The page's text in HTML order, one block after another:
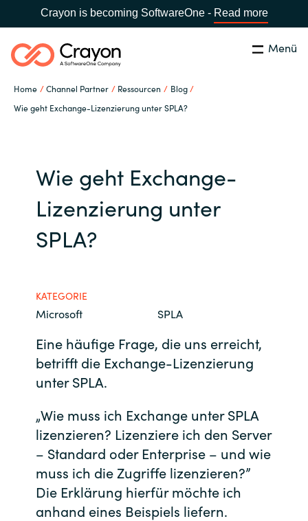
Crayon is becoming SoftwareOne - Read more
Menü
Home Channel Partner Ressourcen
Blog
Wie geht Exchange-Lizenzierung unter SPLA?
Global site
Africa
Czechia
Estonia
Finland
France
Suchen Schließen
Unsere Expertise
Ressourcen
IT Campus - Customer Trainings
Über uns
Kontakt
Karriere
Channel Partner
Wie geht Exchange-
Lizenzierung unter
SPLA?
KATEGORIE
Microsoft SPLA
Eine häufige Frage, die uns erreicht,
betrifft die Exchange-Lizenzierung
unter SPLA.
„Wie muss ich Exchange unter SPLA
lizenzieren? Lizenziere ich den Server
– Standard oder Enterprise – und wie
muss ich die Zugriffe lizenzieren?”
Die Erklärung hierfür möchte ich
anhand eines Beispiels liefern.